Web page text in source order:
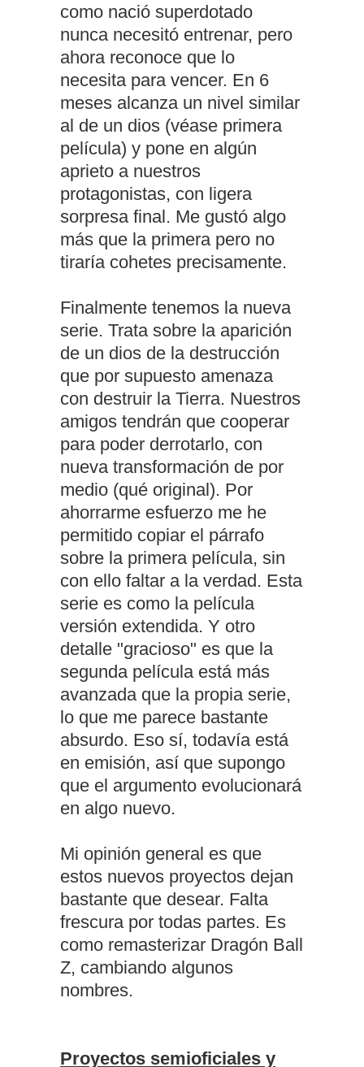
como nació superdotado
nunca necesitó entrenar, pero
ahora reconoce que lo
necesita para vencer. En 6
meses alcanza un nivel similar
al de un dios (véase primera
película) y pone en algún
aprieto a nuestros
protagonistas, con ligera
sorpresa final. Me gustó algo
más que la primera pero no
tiraría cohetes precisamente.
Finalmente tenemos la nueva
serie. Trata sobre la aparición
de un dios de la destrucción
que por supuesto amenaza
con destruir la Tierra. Nuestros
amigos tendrán que cooperar
para poder derrotarlo, con
nueva transformación de por
medio (qué original). Por
ahorrarme esfuerzo me he
permitido copiar el párrafo
sobre la primera película, sin
con ello faltar a la verdad. Esta
serie es como la película
versión extendida. Y otro
detalle "gracioso" es que la
segunda película está más
avanzada que la propia serie,
lo que me parece bastante
absurdo. Eso sí, todavía está
en emisión, así que supongo
que el argumento evolucionará
en algo nuevo.
Mi opinión general es que
estos nuevos proyectos dejan
bastante que desear. Falta
frescura por todas partes. Es
como remasterizar Dragón Ball
Z, cambiando algunos
nombres.
Proyectos semioficiales y